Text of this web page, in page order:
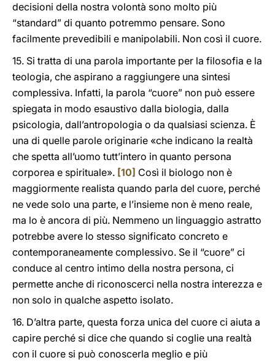
decisioni della nostra volontà sono molto più
“standard” di quanto potremmo pensare. Sono
facilmente prevedibili e manipolabili. Non così il cuore.
15. Si tratta di una parola importante per la filosofia e la
teologia, che aspirano a raggiungere una sintesi
complessiva. Infatti, la parola “cuore” non può essere
spiegata in modo esaustivo dalla biologia, dalla
psicologia, dall’antropologia o da qualsiasi scienza. È
una di quelle parole originarie «che indicano la realtà
che spetta all’uomo tutt’intero in quanto persona
corporea e spirituale». [10] Così il biologo non è
maggiormente realista quando parla del cuore, perché
ne vede solo una parte, e l’insieme non è meno reale,
ma lo è ancora di più. Nemmeno un linguaggio astratto
potrebbe avere lo stesso significato concreto e
contemporaneamente complessivo. Se il “cuore” ci
conduce al centro intimo della nostra persona, ci
permette anche di riconoscerci nella nostra interezza e
non solo in qualche aspetto isolato.
16. D’altra parte, questa forza unica del cuore ci aiuta a
capire perché si dice che quando si coglie una realtà
con il cuore si può conoscerla meglio e più